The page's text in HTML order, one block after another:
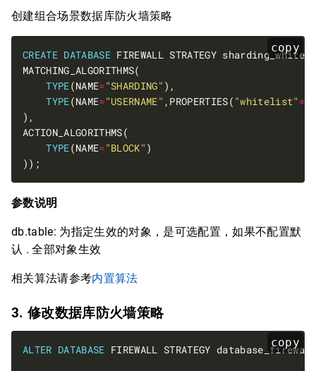
创建组合场景数据库防火墙策略
copy
CREATE DATABASE FIREWALL STRATEGY
TYPE(NAME="SHARDING"
TYPE(NAME="USERNAME" ,PROPERTIES( "whitelist" =
TYPE(NAME="BLOCK"
参数说明
db.table: 为指定生效的对象，是可选配置，如果不配置默
认 . 全部对象生效
相关算法请参考内置算法
3. 修改数据库防火墙策略
copy
ALTER DATABASE FIREWALL STRATEGY